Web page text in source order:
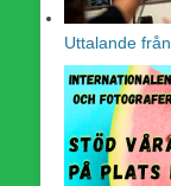
Uttalande